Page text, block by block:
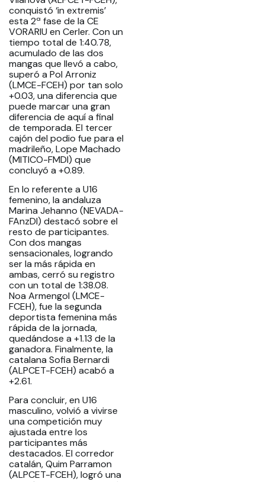
conquistó ‘in extremis’
esta 2ª fase de la CE
VORARIU en Cerler. Con un
tiempo total de 1:40.78,
acumulado de las dos
mangas que llevó a cabo,
superó a Pol Arroniz
(LMCE-FCEH) por tan solo
+0.03, una diferencia que
puede marcar una gran
diferencia de aquí a final
de temporada. El tercer
cajón del podio fue para el
madrileño, Lope Machado
(MITICO-FMDI) que
concluyó a +0.89.
En lo referente a U16
femenino, la andaluza
Marina Jehanno (NEVADA-
FAnzDI) destacó sobre el
resto de participantes.
Con dos mangas
sensacionales, logrando
ser la más rápida en
ambas, cerró su registro
con un total de 1:38.08.
Noa Armengol (LMCE-
FCEH), fue la segunda
deportista femenina más
rápida de la jornada,
quedándose a +1.13 de la
ganadora. Finalmente, la
catalana Sofia Bernardi
(ALPCET-FCEH) acabó a
+2.61.
Para concluir, en U16
masculino, volvió a vivirse
una competición muy
ajustada entre los
participantes más
destacados. El corredor
catalán, Quim Parramon
(ALPCET-FCEH), logró una